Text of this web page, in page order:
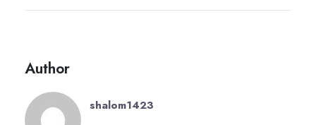
Author
shalom1423